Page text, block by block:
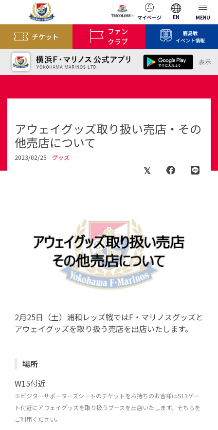
マイページ EN MENU
チケット
ファン
クラブ
鹿島戦
イベント情報
アウェイグッズ取り扱い売店・その
他売店について
2023/02/25 グッズ
2月25日（土）浦和レッズ戦ではF・マリノスグッズと
アウェイグッズを取り扱う売店を出店いたします。
場所
W15付近
※ビジターサポーターズシートのチケットをお持ちのお客様はS13ゲー
ト付近にアウェイグッズを取り扱うブースを出店いたします。そちらを
ご利用ください。